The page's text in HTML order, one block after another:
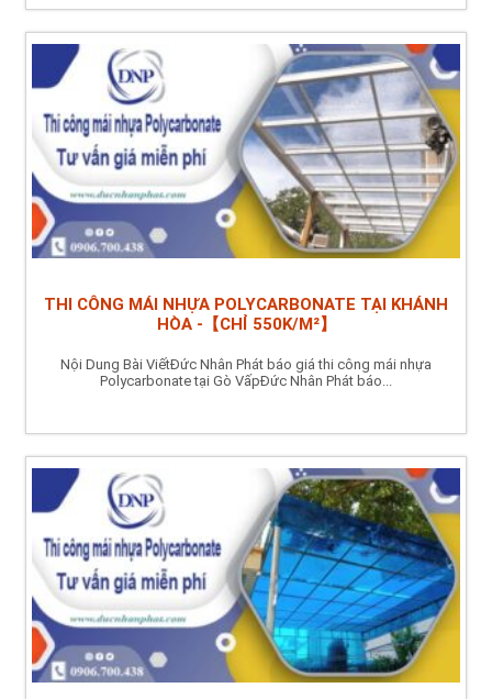
THI CÔNG MÁI NHỰA POLYCARBONATE TẠI KHÁNH
HÒA -【CHỈ 550K/M²】
Nội Dung Bài ViếtĐức Nhân Phát báo giá thi công mái nhựa
Polycarbonate tại Gò VấpĐức Nhân Phát báo...